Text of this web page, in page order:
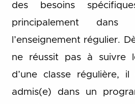
des besoins
principalement
l’enseignement régulier.
ne réussit pas à suivre
d’une classe régulière,
admis(e) dans un